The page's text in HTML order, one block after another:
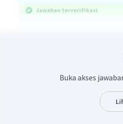
Jawaban terverifikasi
jadi, agar matriks P singular,
Buka akses